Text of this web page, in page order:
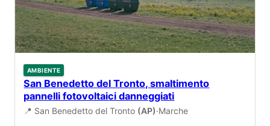
AMBIENTE
San Benedetto del Tronto, smaltimento
pannelli fotovoltaici danneggiati
📍 San Benedetto del Tronto (AP)·Marche